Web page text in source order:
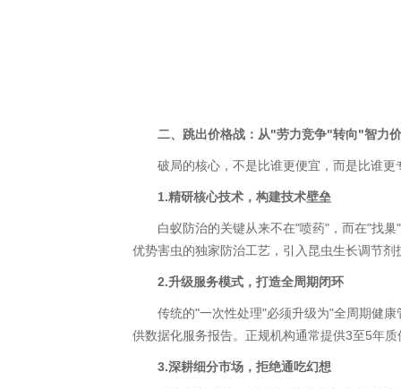
二、跳出价格战：从"劳力竞争"转向"智力
破局的核心，不是比谁更便宜，而是比谁更
1.精研核心技术，构建技术壁垒
白蚁防治的关键从来不在"喷药"，而在"找巢"
优势害虫的独家防治工艺，引入昆虫生长调节
2.升级服务模式，打造全周期闭环
传统的"一次性处理"必须升级为"全周期健康
供数据化服务报告。正规机构通常提供3至5年
3.深耕细分市场，拒绝通吃幻想